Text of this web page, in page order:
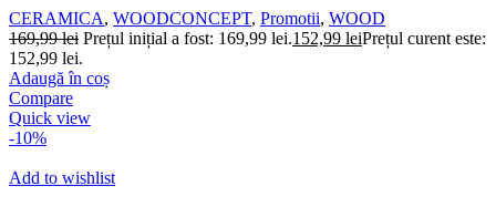
CERAMICA, WOODCONCEPT, Promotii, WOOD
169,99lei Prețul inițial a fost: 169,99 lei.152,99 leiPrețul curent este:
152,99 lei.
Adaugă în coș
Compare
Quick view
-10%
Add to wishlist